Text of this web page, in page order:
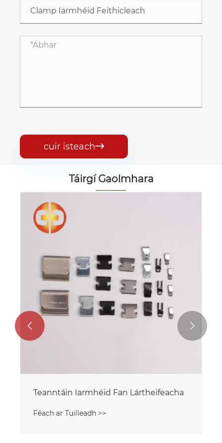
cuir isteach
Táirgí Gaolmhara
Teanntáin Iarmhéid Fan Lártheifeacha
Féach ar Tuilleadh >>
 